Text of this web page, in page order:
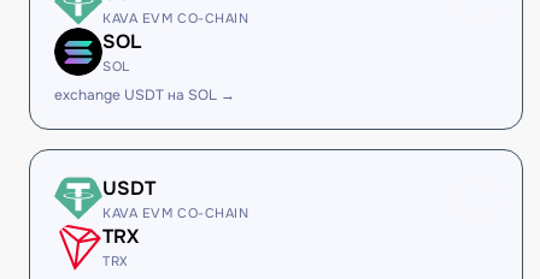
KAVA EVM CO-CHAIN
SOL
SOL
exchange USDT на SOL →
USDT
KAVA EVM CO-CHAIN
TRX
TRX